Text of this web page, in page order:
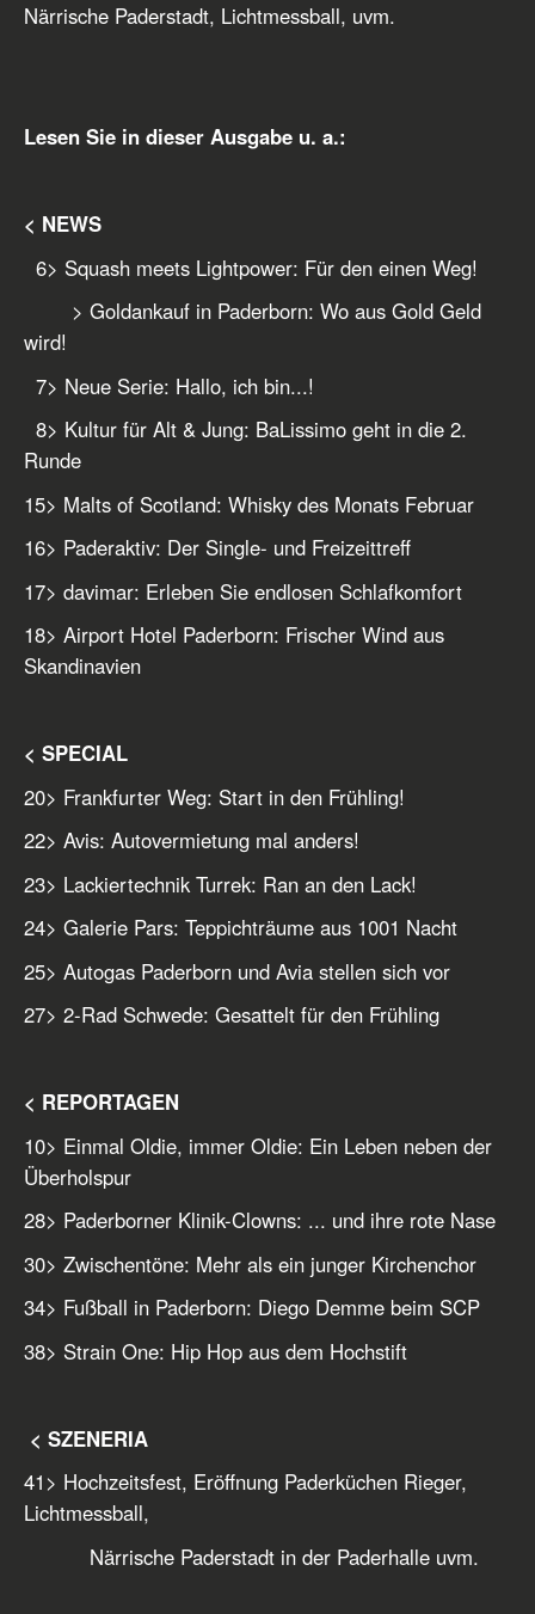
Närrische Paderstadt, Lichtmessball, uvm.
Lesen Sie in dieser Ausgabe u. a.:
< NEWS
6> Squash meets Lightpower: Für den einen Weg!
> Goldankauf in Paderborn: Wo aus Gold Geld
wird!
7> Neue Serie: Hallo, ich bin...!
8> Kultur für Alt & Jung: BaLissimo geht in die 2.
Runde
15> Malts of Scotland: Whisky des Monats Februar
16> Paderaktiv: Der Single- und Freizeittreff
17> davimar: Erleben Sie endlosen Schlafkomfort
18> Airport Hotel Paderborn: Frischer Wind aus
Skandinavien
< SPECIAL
20> Frankfurter Weg: Start in den Frühling!
22> Avis: Autovermietung mal anders!
23> Lackiertechnik Turrek: Ran an den Lack!
24> Galerie Pars: Teppichträume aus 1001 Nacht
25> Autogas Paderborn und Avia stellen sich vor
27> 2-Rad Schwede: Gesattelt für den Frühling
< REPORTAGEN
10> Einmal Oldie, immer Oldie: Ein Leben neben der
Überholspur
28> Paderborner Klinik-Clowns: ... und ihre rote Nase
30> Zwischentöne: Mehr als ein junger Kirchenchor
34> Fußball in Paderborn: Diego Demme beim SCP
38> Strain One: Hip Hop aus dem Hochstift
< SZENERIA
41 > Hochzeitsfest, Eröffnung Paderküchen Rieger,
Lichtmessball,
Närrische Paderstadt in der Paderhalle uvm.